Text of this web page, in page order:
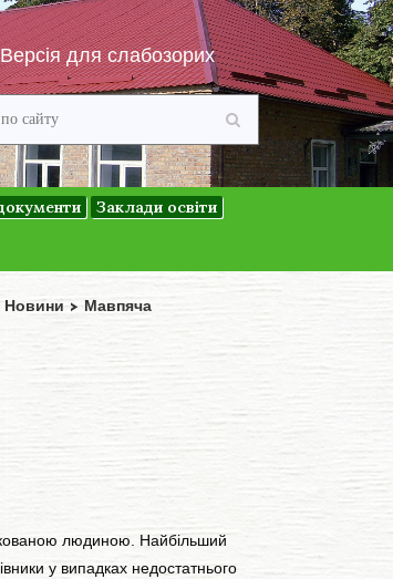
Версія для слабозорих
Заклади освіти
Новини> Мавпяча
людиною. Найбільший
у випадках недостатнього